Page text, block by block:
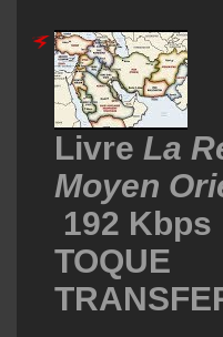
Livre La
Moyen
192
TOQUE